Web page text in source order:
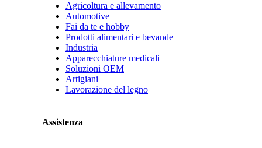
Agricoltura e allevamento
Automotive
Fai da te e hobby
Prodotti alimentari e bevande
Industria
Apparecchiature medicali
Soluzioni OEM
Artigiani
Lavorazione del legno
Assistenza